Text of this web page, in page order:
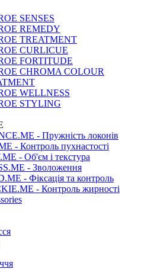
SENSES
REMEDY
TREATMENT
CURLICUE
FORTITUDE
CHROMA COLOUR
WELLNESS
STYLING
- Пружність локонів
- Контроль пухнастості
- Об'єм і текстура
- Зволоження
- Фіксація та контроль
- Контроль жирності